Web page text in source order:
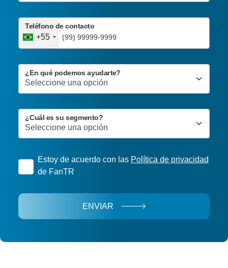
+55
Teléfono de contacto
¿En qué podemos ayudarte?
¿Cuál es su segmento?
Estoy de acuerdo con las Política de privacidad
de FanTR
ENVIAR